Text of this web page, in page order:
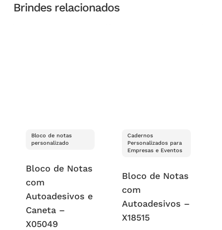
Brindes relacionados
Bloco de notas
personalizado
Bloco de Notas
com
Autoadesivos e
Caneta –
X05049
Cadernos
Personalizados para
Empresas e Eventos
Bloco de Notas
com
Autoadesivos –
X18515